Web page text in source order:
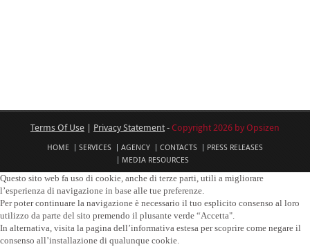
Terms Of Use | Privacy Statement-Copyright 2026 by Opsizen
HOME SERVICES AGENCY CONTACTS
PRESS RELEASES
MEDIA RESOURCES
Questo sito web fa uso di cookie, anche di terze parti, utili a migliorare
l’esperienza di navigazione in base alle tue preferenze.
Per poter continuare la navigazione è necessario il tuo esplicito consenso al loro
utilizzo da parte del sito premendo il plusante verde “Accetta".
In alternativa, visita la pagina dell’informativa estesa per scoprire come negare il
consenso all’installazione di qualunque cookie.